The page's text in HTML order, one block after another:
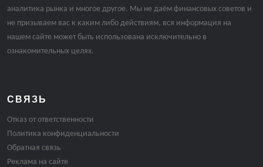
аналитика рынка и многое другое. Мы не даём финансовых советов и
не призываем вас к каким либо действиям, вся информация на
нашем сайте может быть использована исключительно в
ознакомительных целях.
СВЯЗЬ
Отказ от ответственности
Политика конфиденциальности
Обратная связь
Реклама на сайте